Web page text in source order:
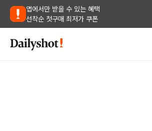
앱에서만 받을 수 있는 혜택
선착순 첫구매 최저가 쿠폰